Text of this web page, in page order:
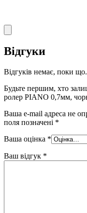
Відгуки
Відгуків немає, поки що.
Будьте першим, хто
ролер PIANO 0,7мм,
Ваша e-mail адреса не
поля позначені *
Ваша оцінка *
Ваш відгук *